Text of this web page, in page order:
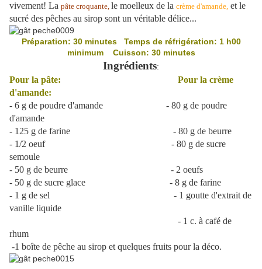
vivement! La pâte croquante, le moelleux de la crème d'amande, et le
sucré des pêches au sirop sont un véritable délice...
Préparation: 30 minutes Temps de réfrigération: 1 h00
minimum Cuisson: 30 minutes
Ingrédients:
Pour la pâte: Pour la crème
d'amande:
- 6 g de poudre d'amande - 80 g de poudre
d'amande
- 125 g de farine - 80 g de beurre
- 1/2 oeuf - 80 g de sucre
semoule
- 50 g de beurre - 2 oeufs
- 50 g de sucre glace - 8 g de farine
- 1 g de sel - 1 goutte d'extrait de
vanille liquide
- 1 c. à café de
rhum
-1 boîte de pêche au sirop et quelques fruits pour la déco.